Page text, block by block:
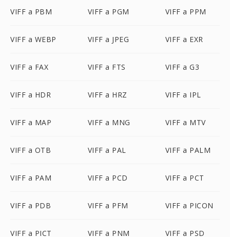
VIFF a PBM VIFF a PGM VIFF a PPM
VIFF a WEBP VIFF a JPEG VIFF a EXR
VIFF a FAX VIFF a FTS VIFF a G3
VIFF a HDR VIFF a HRZ VIFF a IPL
VIFF a MAP VIFF a MNG VIFF a MTV
VIFF a OTB VIFF a PAL VIFF a PALM
VIFF a PAM VIFF a PCD VIFF a PCT
VIFF a PDB VIFF a PFM VIFF a PICON
VIFF a PICT VIFF a PNM VIFF a PSD